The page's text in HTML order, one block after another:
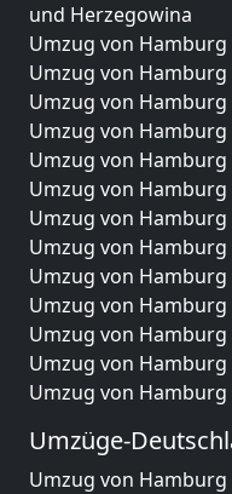
und Herzegowina
Umzug von
Umzug von
Umzug von Hamburg
Umzug von
Umzug von Hamburg
Umzug von Hamburg
Umzug von
Umzug von
Umzug von
Umzug von
Umzug von
Umzug von
Umzug von
Umzüge-
Umzug von Hamburg